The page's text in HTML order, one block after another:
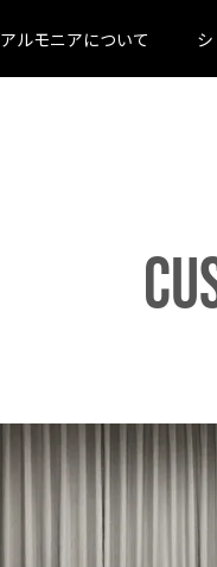
アルモニアについて